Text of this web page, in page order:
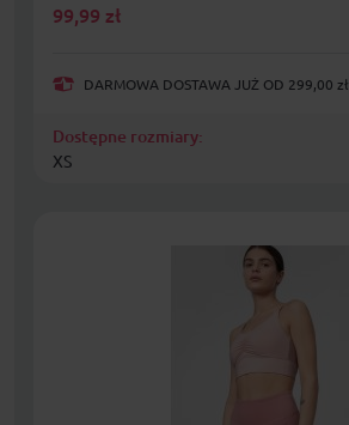
99,99 zł
DARMOWA DOSTAWA JUŻ OD 299,00 zł
Dostępne rozmiary:
XS